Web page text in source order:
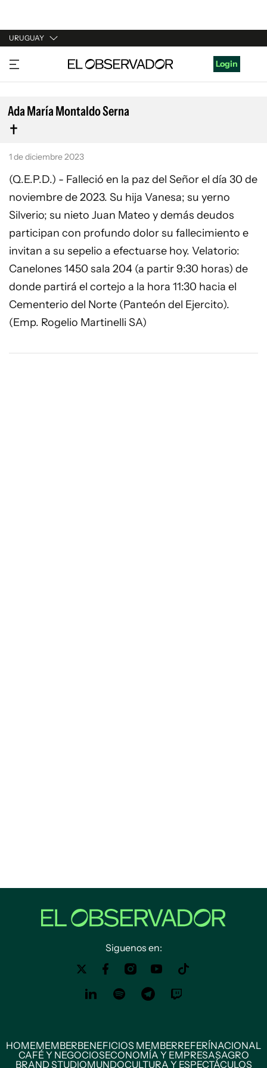
URUGUAY
URUGUAY
ARGENTINA
ESPAÑA
ESTADOS UNIDOS
Login
Ada María Montaldo Serna
1 de diciembre 2023
(Q.E.P.D.) - Falleció en la paz del Señor el día 30 de
noviembre de 2023. Su hija Vanesa; su yerno
Silverio; su nieto Juan Mateo y demás deudos
participan con profundo dolor su fallecimiento e
invitan a su sepelio a efectuarse hoy. Velatorio:
Canelones 1450 sala 204 (a partir 9:30 horas) de
donde partirá el cortejo a la hora 11:30 hacia el
Cementerio del Norte (Panteón del Ejercito).
(Emp. Rogelio Martinelli SA)
Siguenos en:
HOMEMEMBERBENEFICIOS MEMBERREFERÍNACIONAL
CAFÉ Y NEGOCIOSECONOMÍA Y EMPRESASAGRO
BRAND STUDIOMUNDOCULTURA Y ESPECTÁCULOS